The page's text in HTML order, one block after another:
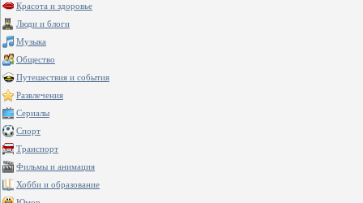
Красота и здоровье
Люди и блоги
Музыка
Общество
Путешествия и события
Развлечения
Сериалы
Спорт
Транспорт
Фильмы и анимация
Хобби и образование